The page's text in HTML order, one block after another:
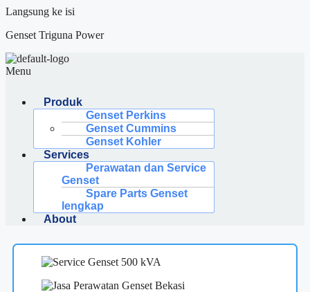
Langsung ke isi
Genset Triguna Power
Menu
Produk
Genset Perkins
Genset Cummins
Genset Kohler
Services
Perawatan dan Service
Genset
Spare Parts Genset
lengkap
About